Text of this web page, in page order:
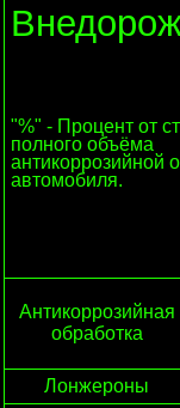
"%" - Процент от
полного объёма
антикоррозийной
автомобиля.
Антикоррозийная
обработка
Лонжероны